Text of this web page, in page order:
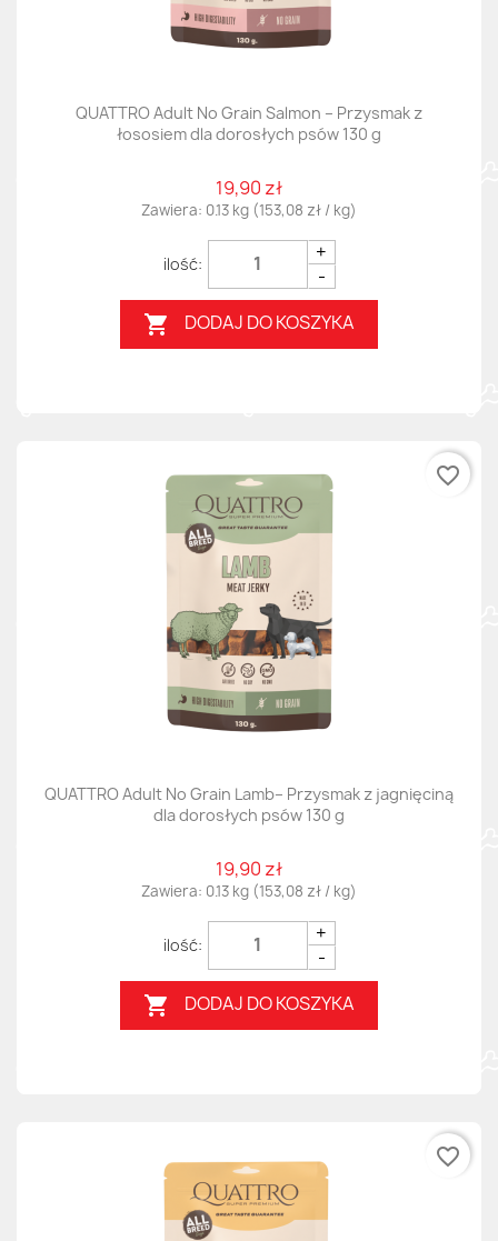
QUATTRO Adult No Grain Salmon – Przysmak z
łososiem dla dorosłych psów 130 g
19,90 zł
Zawiera: 0.13 kg (153,08 zł / kg)
+
-
 DODAJ DO KOSZYKA
QUATTRO Adult No Grain Lamb– Przysmak z jagnięciną
dla dorosłych psów 130 g
19,90 zł
Zawiera: 0.13 kg (153,08 zł / kg)
+
-
 DODAJ DO KOSZYKA
favorite_border
favorite_border